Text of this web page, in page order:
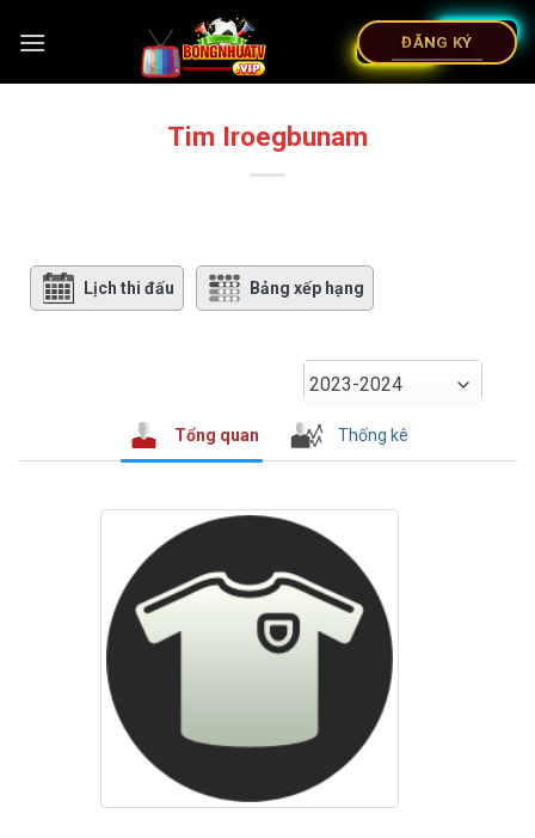
ĐĂNG KÝ
Tim Iroegbunam
Lịch thi đấu Bảng xếp hạng
2023-2024
Tổng quan Thống kê